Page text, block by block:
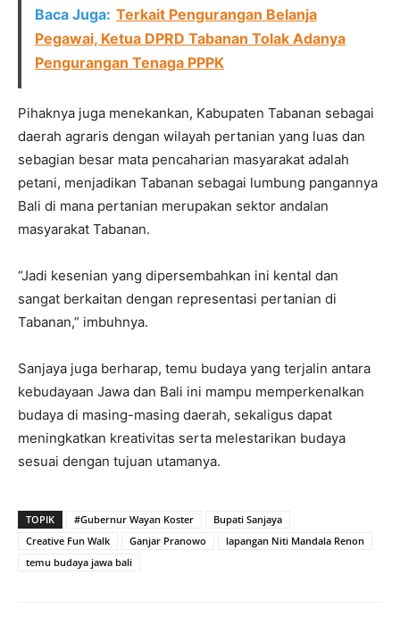
Baca Juga: Terkait Pengurangan Belanja
Pegawai, Ketua DPRD Tabanan Tolak Adanya
Pengurangan Tenaga PPPK
Pihaknya juga menekankan, Kabupaten Tabanan sebagai
daerah agraris dengan wilayah pertanian yang luas dan
sebagian besar mata pencaharian masyarakat adalah
petani, menjadikan Tabanan sebagai lumbung pangannya
Bali di mana pertanian merupakan sektor andalan
masyarakat Tabanan.
“Jadi kesenian yang dipersembahkan ini kental dan
sangat berkaitan dengan representasi pertanian di
Tabanan,” imbuhnya.
Sanjaya juga berharap, temu budaya yang terjalin antara
kebudayaan Jawa dan Bali ini mampu memperkenalkan
budaya di masing-masing daerah, sekaligus dapat
meningkatkan kreativitas serta melestarikan budaya
sesuai dengan tujuan utamanya.
TOPIK #Gubernur Wayan Koster
Bupati Sanjaya
Creative Fun Walk
Ganjar Pranowo
lapangan Niti Mandala Renon
temu budaya jawa bali